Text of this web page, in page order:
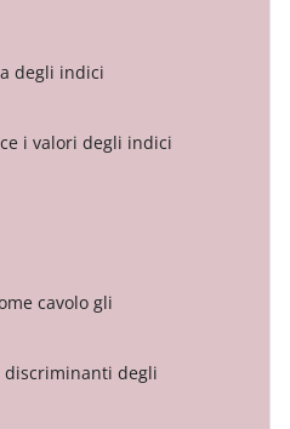
degli indici
i valori degli indici
cavolo gli
degli